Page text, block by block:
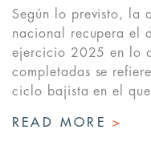
Según lo previsto, la
nacional recupera el
ejercicio 2025 en lo
completadas se
ciclo bajista en el
READ MORE >